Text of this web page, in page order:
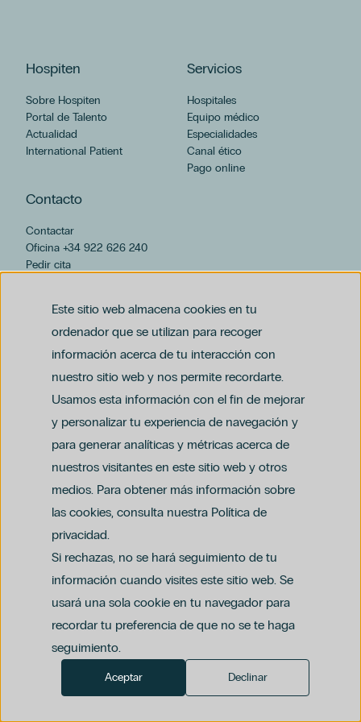
Este sitio web almacena cookies en tu
ordenador que se utilizan para recoger
información acerca de tu interacción con
nuestro sitio web y nos permite recordarte.
Usamos esta información con el fin de mejorar
y personalizar tu experiencia de navegación y
para generar analíticas y métricas acerca de
nuestros visitantes en este sitio web y otros
medios. Para obtener más información sobre
las cookies, consulta nuestra Política de
privacidad.
Si rechazas, no se hará seguimiento de tu
información cuando visites este sitio web. Se
usará una sola cookie en tu navegador para
recordar tu preferencia de que no se te haga
seguimiento.
Aceptar Declinar
Neurorradiología
Odontología
Oftalmología
Oncología Médica
Otorrinolaringología
Podología
Psiquiatría
Radiología e Imagen Diagnóstica
Reumatología
Unidad de Ginecoestética y Cirugía Íntima
Unidad de Medicina Estética
Urgencias - Medicina General
Urgencias pediátricas
Urología
Urología pediátrica
Hospiten
Sobre Hospiten
Portal de Talento
Actualidad
International Patient
Servicios
Hospitales
Equipo médico
Especialidades
Canal ético
Pago online
Contacto
Contactar
Oficina +34 922 626 240
Pedir cita
Política de privacidad y protección de datos
Política del canal ético (PDF)
Política de compliance penal (PDF)